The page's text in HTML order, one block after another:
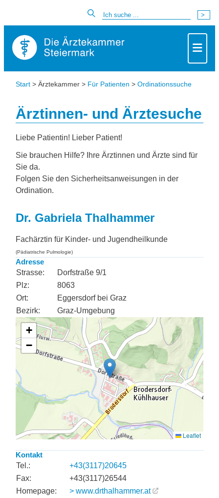
Start > Ärztekammer > Für Patienten > Ordinationssuche
Ärztinnen- und Ärztesuche
Liebe Patientin! Lieber Patient!
Sie brauchen Hilfe? Ihre Ärztinnen und Ärzte sind für
Sie da.
Folgen Sie den Sicherheitsanweisungen in der
Ordination.
Dr. Gabriela Thalhammer
Fachärztin für Kinder- und Jugendheilkunde
(Pädiatrische Pulmologie)
Adresse
Strasse:
Dorfstraße 9/1
Plz:
8063
Ort:
Eggersdorf bei Graz
Bezirk:
Graz-Umgebung
Kontakt
Tel.:
+43(3117)20645
Fax:
+43(3117)26544
Homepage:
> www.drthalhammer.at